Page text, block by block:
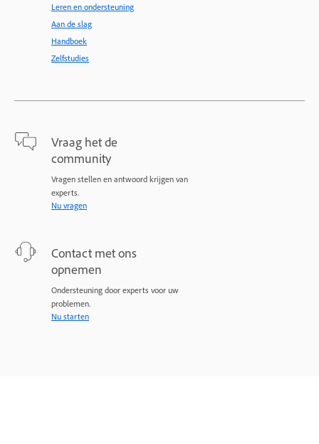
Leren en ondersteuning
Aan de slag
Handboek
Zelfstudies
Vraag het de
community
Vragen stellen en antwoord krijgen van
experts.
Nu vragen
Contact met ons
opnemen
Ondersteuning door experts voor uw
problemen.
Nu starten